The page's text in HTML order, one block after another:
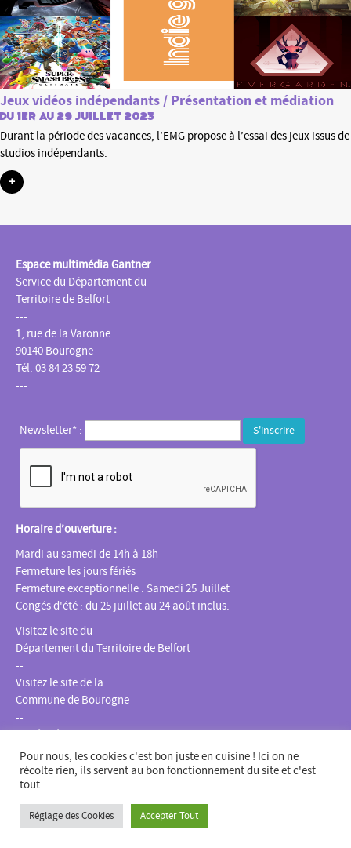
Jeux vidéos indépendants / Présentation et médiation
du 1er au 29 juillet 2023
Durant la période des vacances, l’EMG propose à l’essai des jeux issus de
studios indépendants.
+
Espace multimédia Gantner
Service du Département du
Territoire de Belfort
---
1, rue de la Varonne
90140 Bourogne
Tél. 03 84 23 59 72
---
Newsletter* :
Horaire d’ouverture :
Mardi au samedi de 14h à 18h
Fermeture les jours fériés
Fermeture exceptionnelle : Samedi 25 Juillet
Congés d'été : du 25 juillet au 24 août inclus.
Visitez le site du
Département du Territoire de Belfort
--
Visitez le site de la
Commune de Bourogne
--
Facebook:Espace multimédia Gantner
Instagram: espacemultimediagantner
--
Website
--
Pour nous, les cookies c'est bon juste en cuisine ! Ici on ne
récolte rien, ils servent au bon fonctionnement du site et c'est
tout.
Réglage des Cookies Accepter Tout